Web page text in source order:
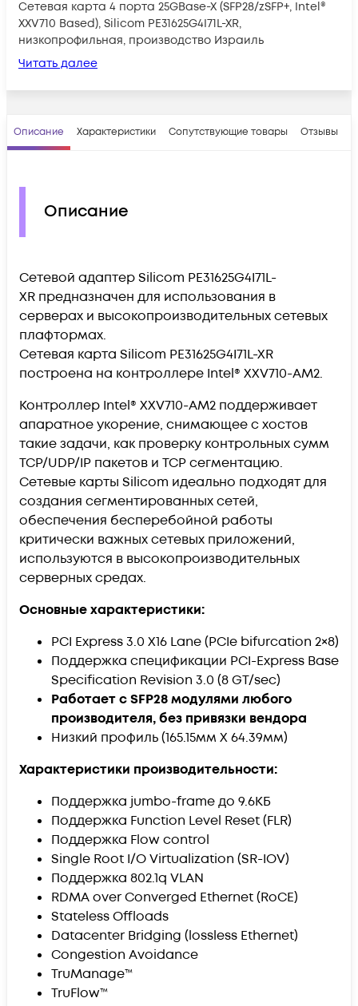
Сетевая карта 4 порта 25GBase-X (SFP28/zSFP+, Intel®
XXV710 Based), Silicom PE31625G4I71L-XR,
низкопрофильная, производство Израиль
Читать далее
Описание Характеристики Сопутствующие товары Отзывы
Описание
Сетевой адаптер Silicom PE31625G4I71L-
XR предназначен для использования в
серверах и высокопроизводительных сетевых
плафтормах.
Сетевая карта Silicom PE31625G4I71L-XR
построена на контроллере Intel® XXV710-AM2.
Контроллер Intel® XXV710-AM2 поддерживает
апаратное укорение, снимающее с хостов
такие задачи, как проверку контрольных сумм
TCP/UDP/IP пакетов и TCP сегментацию.
Сетевые карты Silicom идеально подходят для
создания сегментированных сетей,
обеспечения бесперебойной работы
критически важных сетевых приложений,
используются в высокопроизводительных
серверных средах.
Основные характеристики:
PCI Express 3.0 X16 Lane (PCIe bifurcation 2×8)
Поддержка спецификации PCI-Express Base
Specification Revision 3.0 (8 GT/sec)
Работает с SFP28 модулями любого
производителя, без привязки вендора
Низкий профиль (165.15мм X 64.39мм)
Характеристики производительности:
Поддержка jumbo-frame до 9.6КБ
Поддержка Function Level Reset (FLR)
Поддержка Flow control
Single Root I/O Virtualization (SR-IOV)
Поддержка 802.1q VLAN
RDMA over Converged Ethernet (RoCE)
Stateless Offloads
Datacenter Bridging (lossless Ethernet)
Congestion Avoidance
TruManage™
TruFlow™